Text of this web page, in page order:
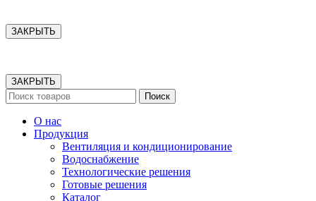
ЗАКРЫТЬ
ЗАКРЫТЬ
Поиск
О нас
Продукция
Вентиляция и кондиционирование
Водоснабжение
Технологические решения
Готовые решения
Каталог